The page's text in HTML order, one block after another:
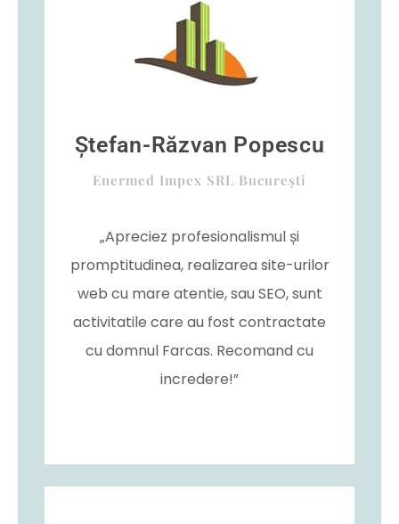
Ștefan-Răzvan Popescu
Enermed Impex SRL București
„Apreciez profesionalismul și
promptitudinea, realizarea site-urilor
web cu mare atentie, sau SEO, sunt
activitatile care au fost contractate
cu domnul Farcas. Recomand cu
incredere!”